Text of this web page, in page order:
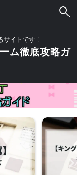
サイトです！
ム徹底攻略ガ